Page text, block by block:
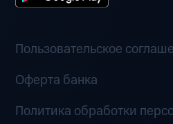
Пользовательское
Оферта банка
Политика обработки